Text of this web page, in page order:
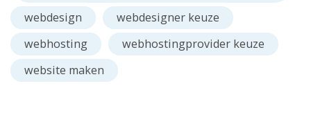
webdesign
webdesigner keuze
webhosting
webhostingprovider keuze
website maken